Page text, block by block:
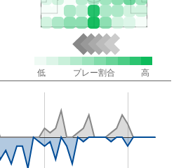
低 プレー割合 高